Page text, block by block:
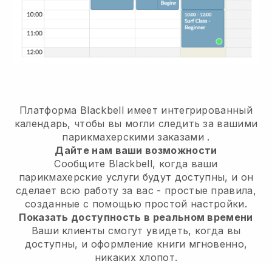
Платформа Blackbell имеет интегрированный
календарь, чтобы вы могли следить за вашими
парикмахерскими заказами .
Дайте нам ваши возможности
Сообщите Blackbell, когда ваши
парикмахерские услуги будут доступны, и он
сделает всю работу за вас - простые правила,
созданные с помощью простой настройки.
Показать доступность в реальном времени
Ваши клиенты смогут увидеть, когда вы
доступны, и оформление книги мгновенно,
никаких хлопот.